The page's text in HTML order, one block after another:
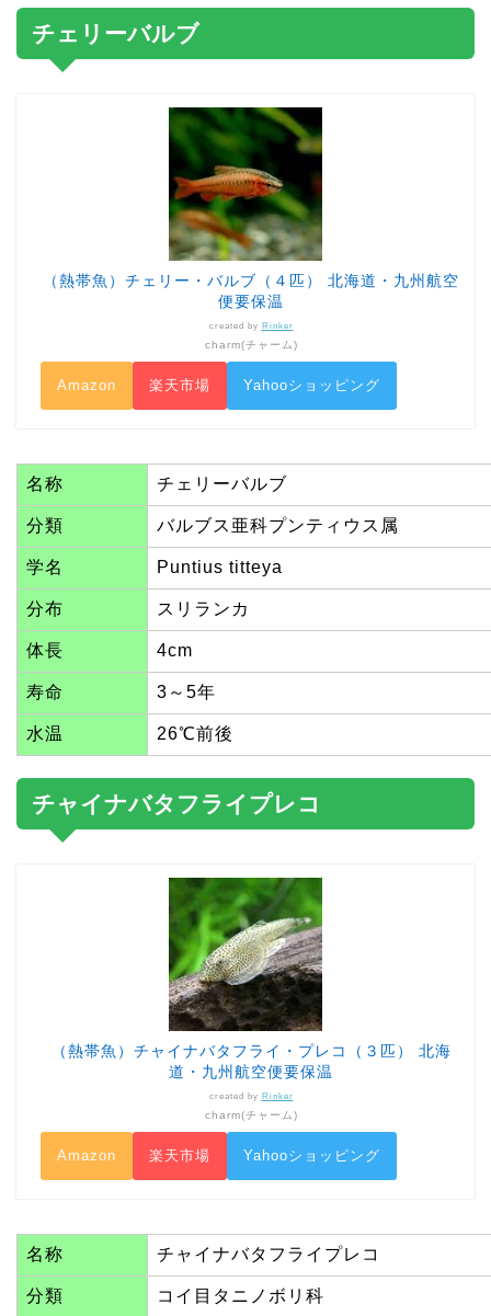
チェリーバルブ
（熱帯魚）チェリー・バルブ（４匹） 北海道・九州航空
便要保温
created by Rinker
charm(チャーム)
Amazon 楽天市場 Yahooショッピング
名称 チェリーバルブ
分類 バルブス亜科プンティウス属
学名 Puntius titteya
分布 スリランカ
体長 4cm
寿命 3～5年
水温 26℃前後
チャイナバタフライプレコ
（熱帯魚）チャイナバタフライ・プレコ（３匹） 北海
道・九州航空便要保温
created by Rinker
charm(チャーム)
Amazon 楽天市場 Yahooショッピング
名称 チャイナバタフライプレコ
分類 コイ目タニノボリ科